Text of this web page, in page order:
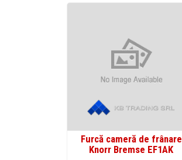
Furcă cameră de frânare
Knorr Bremse EF1AK